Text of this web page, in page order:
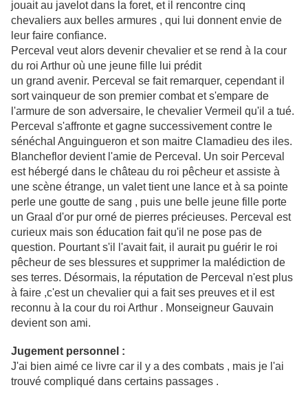
jouait au javelot dans la foret, et il rencontre cinq
chevaliers aux belles armures , qui lui donnent envie de
leur faire confiance.
Perceval veut alors devenir chevalier et se rend à la cour
du roi Arthur où une jeune fille lui prédit
un grand avenir. Perceval se fait remarquer, cependant il
sort vainqueur de son premier combat et s'empare de
l'armure de son adversaire, le chevalier Vermeil qu'il a tué.
Perceval s'affronte et gagne successivement contre le
sénéchal Anguingueron et son maitre Clamadieu des iles.
Blancheflor devient l'amie de Perceval. Un soir Perceval
est hébergé dans le château du roi pêcheur et assiste à
une scène étrange, un valet tient une lance et à sa pointe
perle une goutte de sang , puis une belle jeune fille porte
un Graal d'or pur orné de pierres précieuses. Perceval est
curieux mais son éducation fait qu'il ne pose pas de
question. Pourtant s'il l'avait fait, il aurait pu guérir le roi
pêcheur de ses blessures et supprimer la malédiction de
ses terres. Désormais, la réputation de Perceval n'est plus
à faire ,c'est un chevalier qui a fait ses preuves et il est
reconnu à la cour du roi Arthur . Monseigneur Gauvain
devient son ami.
Jugement personnel :
J'ai bien aimé ce livre car il y a des combats , mais je l'ai
trouvé compliqué dans certains passages .